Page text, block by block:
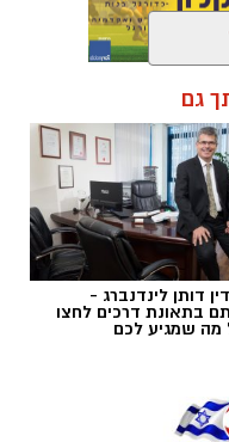
לבית החולים
בשעות הבוקר
ברזילי.
את חום גופם של
בתוך שניה, אם
חום גופם הוא מעל 38 מעלות צלזיוס*. חברת HVI
את מערכות
לתרום חמש
דרך מסין, של
גם
דותן לינדנברג -
בתאונת דרכים לחצו
מה שמגיע לכם